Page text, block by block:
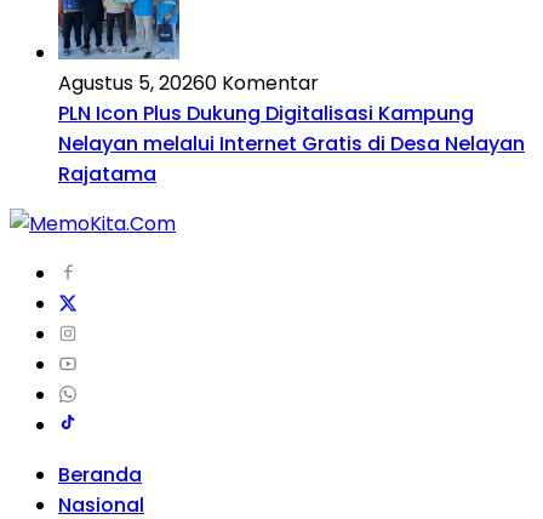
Agustus 5, 20260 Komentar
PLN Icon Plus Dukung Digitalisasi Kampung
Nelayan melalui Internet Gratis di Desa Nelayan
Rajatama
Beranda
Nasional